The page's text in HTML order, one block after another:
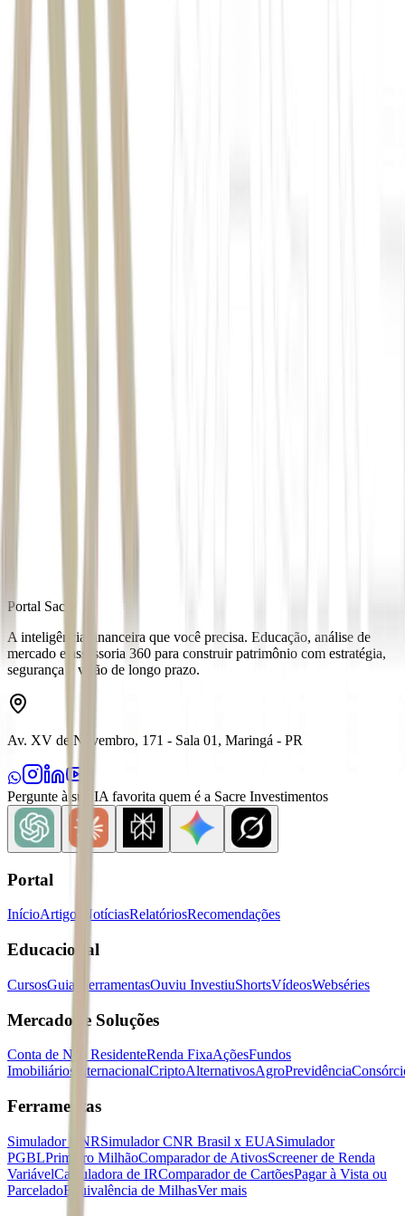
Portal Sacre
A inteligência financeira que você precisa. Educação, análise de
mercado e assessoria 360 para construir patrimônio com estratégia,
segurança e visão de longo prazo.
Av. XV de Novembro, 171 - Sala 01, Maringá - PR
Pergunte à sua IA favorita quem é a Sacre Investimentos
Portal
InícioArtigos NotíciasRelatóriosRecomendações
Educacional
CursosGuias FerramentasOuviu InvestiuShortsVídeosWebséries
Mercados e Soluções
Conta de Não ResidenteRenda FixaAçõesFundos
Imobiliários
InternacionalCriptoAlternativosAgroPrevidência
Ferramentas
Simulador CNRSimulador CNR Brasil x EUASimulador
PGBLPrimeiro MilhãoComparador de AtivosScreener de Renda
VariávelCalculadora de IRComparador de CartõesPagar à Vista ou
ParceladoEquivalência de MilhasVer mais